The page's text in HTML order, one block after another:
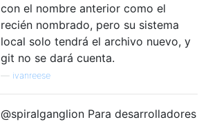
con el nombre anterior como el
recién nombrado, pero su sistema
local solo tendrá el archivo nuevo, y
git no se dará cuenta.
ivanreese
@spiralganglion Para desarrolladores